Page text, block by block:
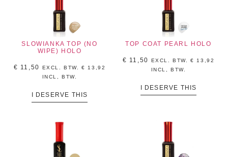
SLOWIANKA TOP (NO
WIPE) HOLO
€ 11,50 EXCL. BTW.€ 13,92
INCL, BTW.
I DESERVE THIS
TOP COAT PEARL HOLO
€ 11,50 EXCL. BTW.€ 13,92
INCL, BTW.
I DESERVE THIS